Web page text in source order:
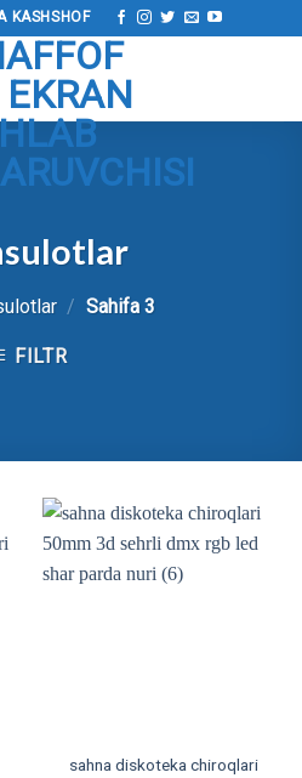
KASHSHOF
/ Sahifa 3
FILTR
sahna diskoteka chiroqlari